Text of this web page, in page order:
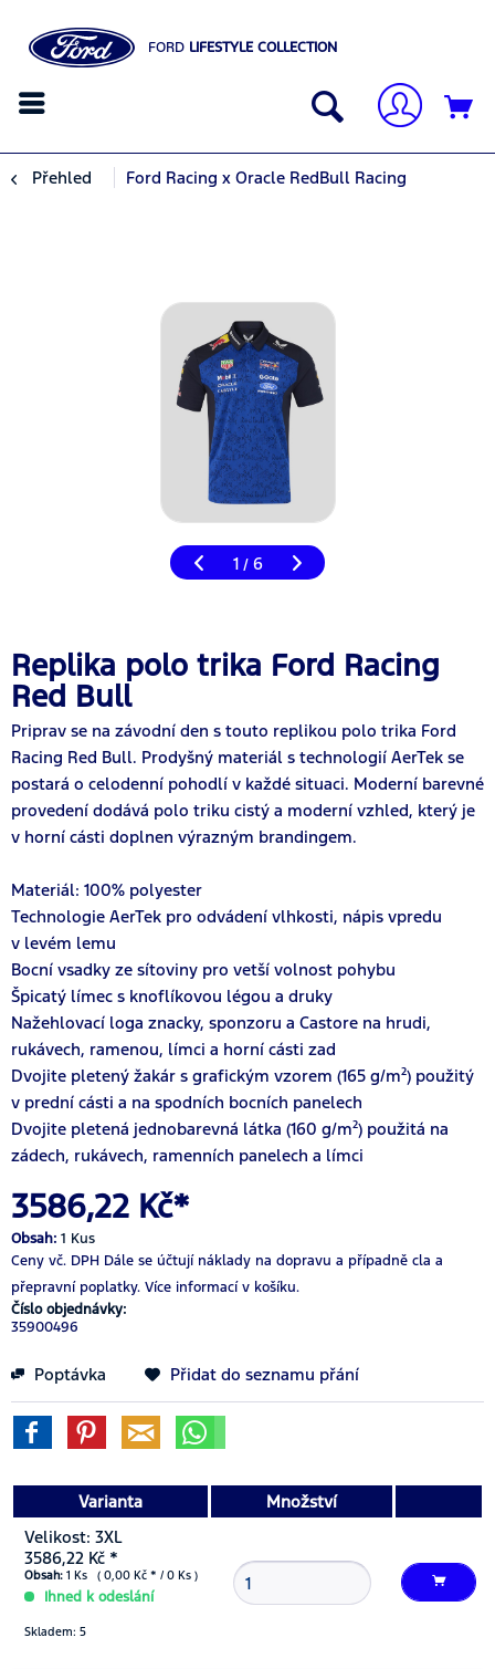
FORD LIFESTYLE COLLECTION
Přehled Ford Racing x Oracle RedBull Racing
1 / 6
Replika polo trika Ford Racing
Red Bull
Priprav se na závodní den s touto replikou polo trika Ford
Racing Red Bull. Prodyšný materiál s technologií AerTek se
postará o celodenní pohodlí v každé situaci. Moderní barevné
provedení dodává polo triku cistý a moderní vzhled, který je
v horní cásti doplnen výrazným brandingem.
Materiál: 100% polyester
Technologie AerTek pro odvádení vlhkosti, nápis vpredu
v levém lemu
Bocní vsadky ze sítoviny pro vetší volnost pohybu
Špicatý límec s knoflíkovou légou a druky
Nažehlovací loga znacky, sponzoru a Castore na hrudi,
rukávech, ramenou, límci a horní cásti zad
Dvojite pletený žakár s grafickým vzorem (165 g/m²) použitý
v prední cásti a na spodních bocních panelech
Dvojite pletená jednobarevná látka (160 g/m²) použitá na
zádech, rukávech, ramenních panelech a límci
3586,22 Kč*
Obsah: 1 Kus
Ceny vč. DPH Dále se účtují náklady na dopravu a případně cla a
přepravní poplatky. Více informací v košíku.
Číslo objednávky:
35900496
Poptávka Přidat do seznamu přání
Varianta
Množství
Velikost: 3XL
3586,22 Kč *
Obsah: 1 Ks ( 0,00 Kč * / 0 Ks )
Ihned k odeslání
Skladem: 5